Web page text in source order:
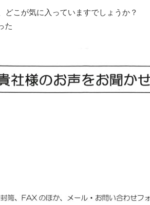
どこが気に入っていますでしょうか？
た